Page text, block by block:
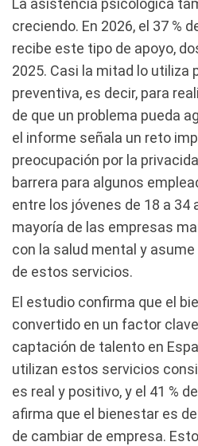
La asistencia psicológica
creciendo. En 2026, el 37 %
recibe este tipo de apoyo,
2025. Casi la mitad lo utiliza
preventiva, es decir, para
de que un problema pueda
el informe señala un reto
preocupación por la
barrera para algunos
entre los jóvenes de 18 a 34
mayoría de las empresas
con la salud mental y
de estos servicios.
El estudio confirma que el
convertido en un factor
captación de talento en
utilizan estos servicios
es real y positivo, y el 41 %
afirma que el bienestar es
de cambiar de empresa.